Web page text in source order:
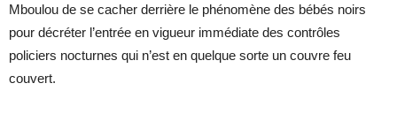
Mboulou de se cacher derrière le phénomène des bébés noirs
pour décréter l’entrée en vigueur immédiate des contrôles
policiers nocturnes qui n’est en quelque sorte un couvre feu
couvert.